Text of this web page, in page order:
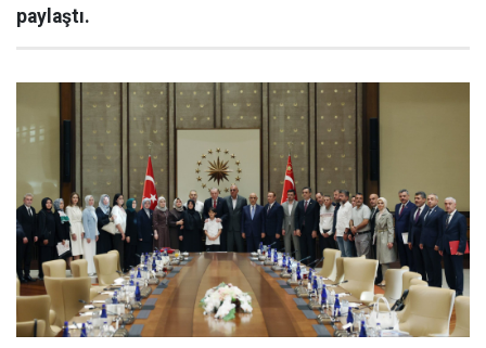
paylaştı.